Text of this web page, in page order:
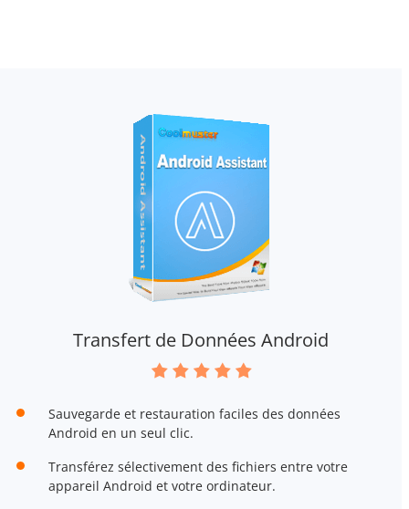
Transfert de Données Android
Sauvegarde et restauration faciles des données
Android en un seul clic.
Transférez sélectivement des fichiers entre votre
appareil Android et votre ordinateur.